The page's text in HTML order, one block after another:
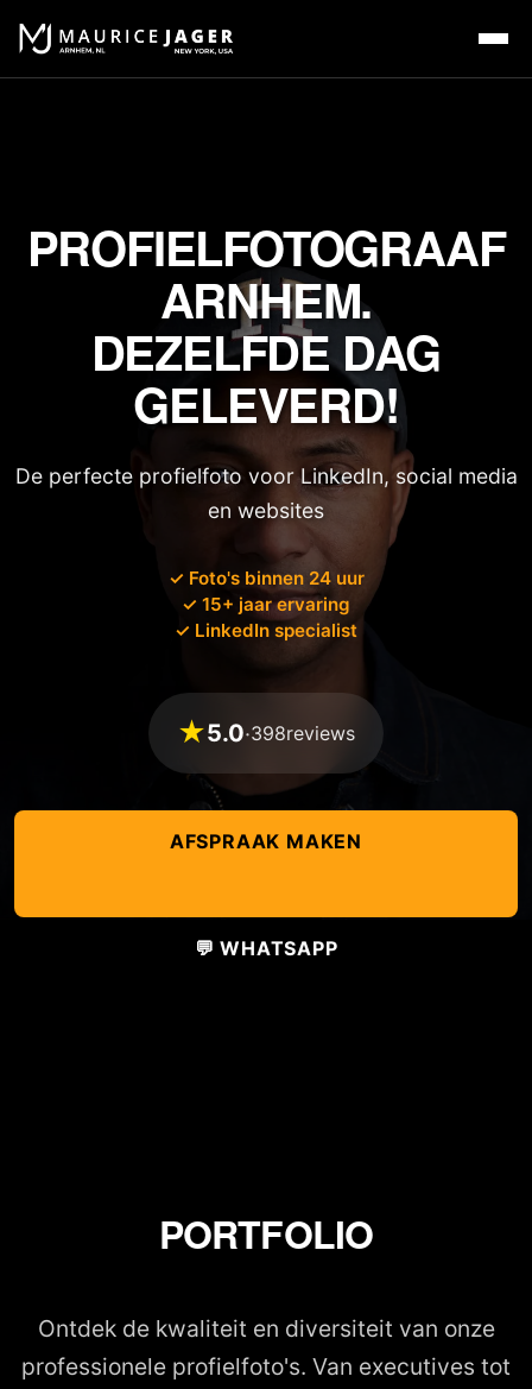
PROFIELFOTOGRAAF
ARNHEM.
DEZELFDE DAG
GELEVERD!
De perfecte profielfoto voor LinkedIn, social media
en websites
✓ Foto's binnen 24 uur
✓ 15+ jaar ervaring
✓ LinkedIn specialist
★5.0·398reviews
AFSPRAAK MAKEN
💬 WHATSAPP
PORTFOLIO
Ontdek de kwaliteit en diversiteit van onze
professionele profielfoto's. Van executives tot